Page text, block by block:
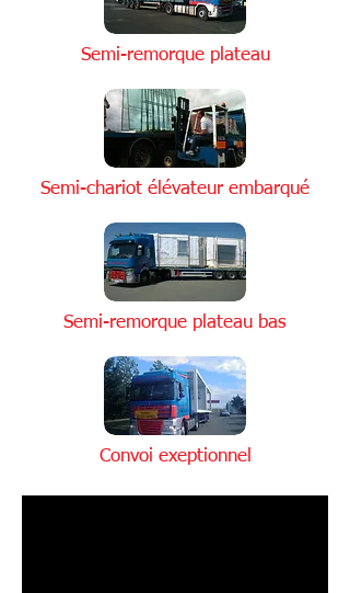
Semi-remorque plateau
Semi-chariot élévateur embarqué
Semi-remorque plateau bas
Convoi exeptionnel